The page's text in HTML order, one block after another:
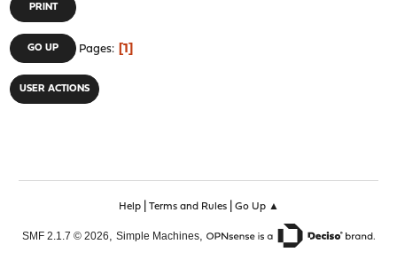
PRINT
GO UP Pages 1
USER ACTIONS
Help| Terms and Rules| Go Up ▲
SMF 2.1.7 © 2026 Simple Machines